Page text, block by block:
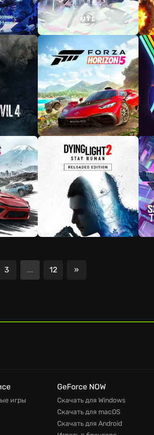
3 ... 12 »
игры
GeForce NOW
Скачать для Windows
Скачать для macOS
Скачать для Android